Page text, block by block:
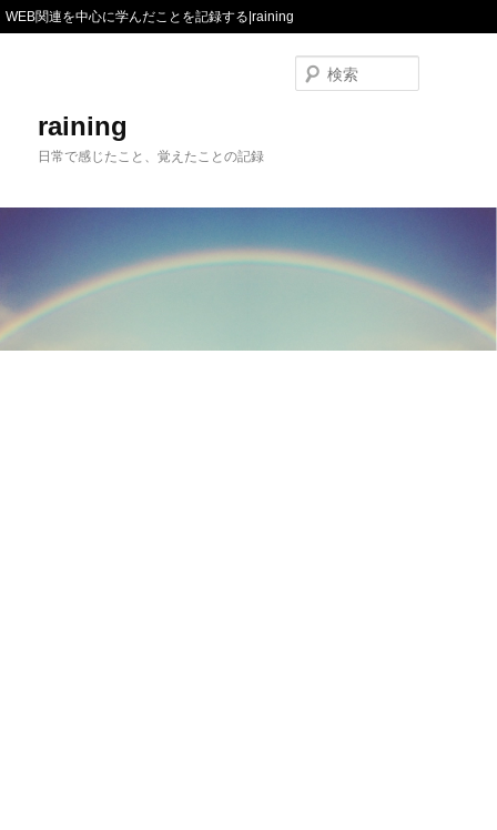
WEB関連を中心に学んだことを記録する|raining
raining
日常で感じたこと、覚えたことの記録